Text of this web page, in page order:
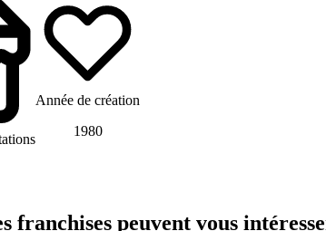
Année de création
1980
peuvent vous